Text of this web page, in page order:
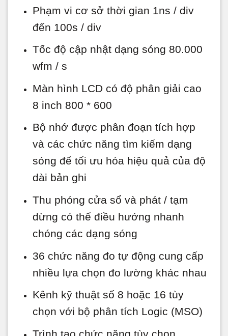
Phạm vi cơ sở thời gian 1ns / div
đến 100s / div
Tốc độ cập nhật dạng sóng 80.000
wfm / s
Màn hình LCD có độ phân giải cao
8 inch 800 * 600
Bộ nhớ được phân đoạn tích hợp
và các chức năng tìm kiếm dạng
sóng để tối ưu hóa hiệu quả của độ
dài bản ghi
Thu phóng cửa sổ và phát / tạm
dừng có thể điều hướng nhanh
chóng các dạng sóng
36 chức năng đo tự động cung cấp
nhiều lựa chọn đo lường khác nhau
Kênh kỹ thuật số 8 hoặc 16 tùy
chọn với bộ phân tích Logic (MSO)
Trình tạo chức năng tùy chọn